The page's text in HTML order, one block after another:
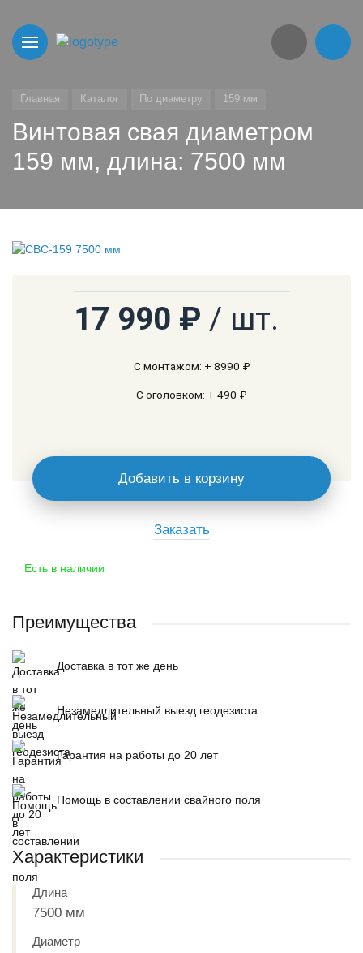
Главная Каталог По диаметру 159 мм
Винтовая свая диаметром
159 мм, длина: 7500 мм
Есть в наличии
17 990 ₽ / шт.
С монтажом: + 8990 ₽
С оголовком: + 490 ₽
Добавить в корзину
Заказать
Преимущества
Доставка в тот же день
Незамедлительный выезд геодезиста
Гарантия на работы до 20 лет
Помощь в составлении свайного поля
Характеристики
Длина
7500 мм
Диаметр